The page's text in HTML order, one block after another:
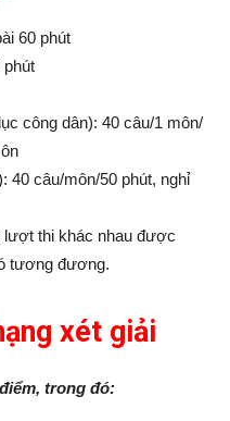
60 phút
phút
công dân): 40 câu/1 môn/
40 câu/môn/50 phút, nghỉ
thi khác nhau được
tương đương.
xét giải
trong đó: